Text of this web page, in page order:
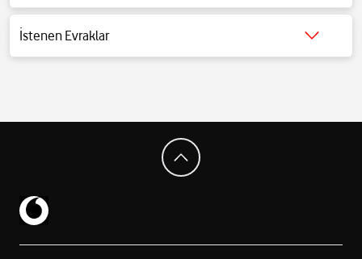
Detaylı bilgi içintıklayınız.
İstenen Evraklar
Detaylı bilgi içintıklayınız.